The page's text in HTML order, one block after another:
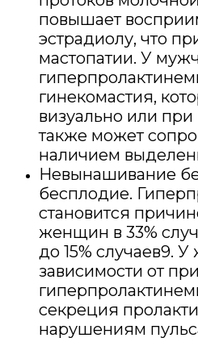
повышает
эстрадиолу, что
мастопатии. У
гинекомастия,
визуально или
также может
наличием
Невынашивание
бесплодие.
становится
женщин в 33%
до 15% случаев9.
зависимости от
секреция
нарушениям